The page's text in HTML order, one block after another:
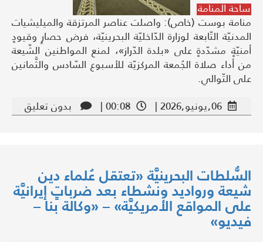
ساحة المنامة
منامة بوست (خاص): واصلت عناصر المرتزقة والميليشيات
المدنيّة التّابعة لوزارة الدّاخليّة البحرينيّة، فرض حصارٍ وقيودٍ
أمنيّةٍ مشدّدةٍ على «بلدة الدّراز»، لمنع المواطنين الشّيعة
من أداء صلاة الجُمعة المركزيّة للأسبوع السّادس والثَّمانين
على التّوالي.
06,يونيو,2026 |
00:08 | بدون تعليق
السُّلطات البحرينيَّة «تعتقل عُلماء دين
شيعة ورواديد ونشطاء بعد ضرباتٍ إيرانيَّة
على المواقع الأمريكيَّة» – «وكالة بنا –
فيديو»